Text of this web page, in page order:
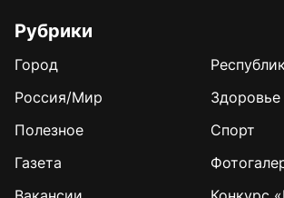
Рубрики
Город
Россия/Мир
Здоровье
Полезное
Спорт
Газета